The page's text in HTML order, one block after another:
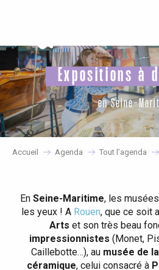
principal
Expositions à
en Seine-
Accueil Agenda Tout l’agenda
En Seine-Maritime, les
les yeux ! A Rouen, que ce soit
Arts et son très beau
impressionnistes (Monet,
Caillebotte…), au musée de
céramique, celui consacré à